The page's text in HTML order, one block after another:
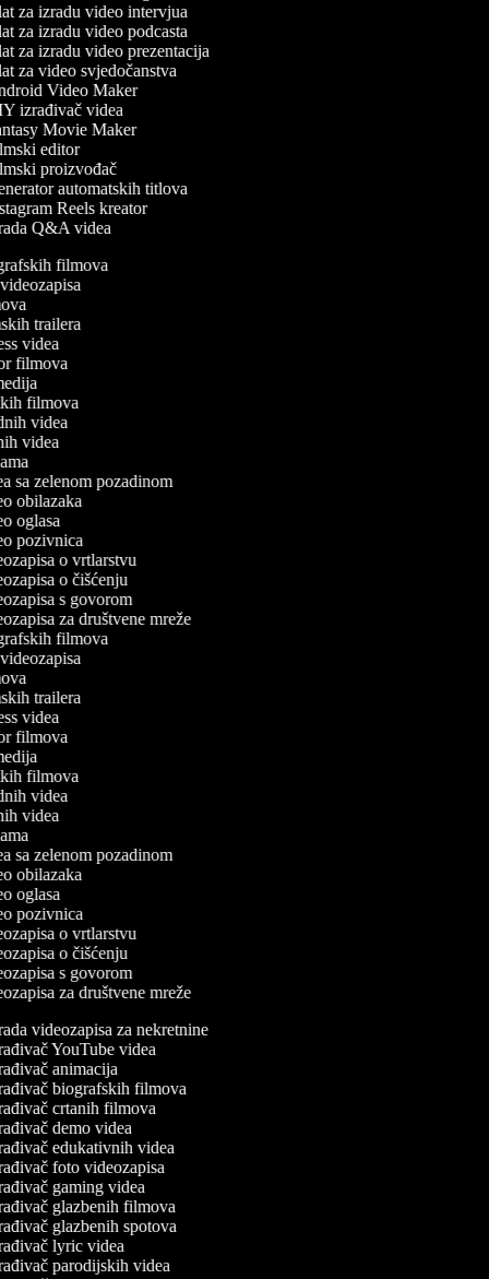
za izradu video intervjua
za izradu video podcasta
za izradu video prezentacija
za video svjedočanstva
Video Maker
izrađivač videa
Movie Maker
editor
proizvođač
automatskih titlova
Reels kreator
Q&A videa
filmova
trailera
videa
filmova
filmova
videa
videa
sa zelenom pozadinom
obilazaka
oglasa
pozivnica
o vrtlarstvu
o čišćenju
s govorom
za društvene mreže
filmova
trailera
videa
filmova
filmova
videa
videa
sa zelenom pozadinom
obilazaka
oglasa
pozivnica
o vrtlarstvu
o čišćenju
s govorom
za društvene mreže
videozapisa za nekretnine
YouTube videa
animacija
biografskih filmova
crtanih filmova
demo videa
edukativnih videa
foto videozapisa
gaming videa
glazbenih filmova
glazbenih spotova
lyric videa
parodijskih videa